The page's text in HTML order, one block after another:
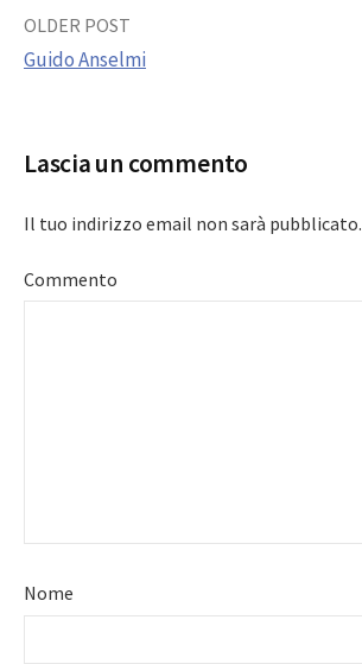
Post
OLDER POST
Guido Anselmi
Lascia un commento
Il tuo indirizzo email non sarà pubblicato.
Commento
Nome